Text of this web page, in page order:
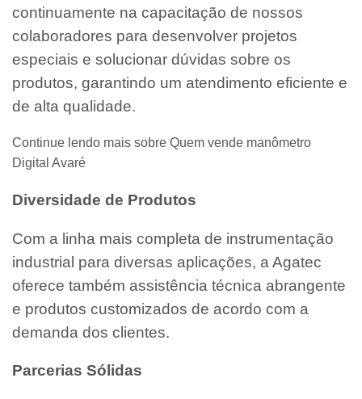
continuamente na capacitação de nossos
colaboradores para desenvolver projetos
especiais e solucionar dúvidas sobre os
produtos, garantindo um atendimento eficiente e
de alta qualidade.
Continue lendo mais sobre Quem vende manômetro
Digital Avaré
Diversidade de Produtos
Com a linha mais completa de instrumentação
industrial para diversas aplicações, a Agatec
oferece também assistência técnica abrangente
e produtos customizados de acordo com a
demanda dos clientes.
Parcerias Sólidas